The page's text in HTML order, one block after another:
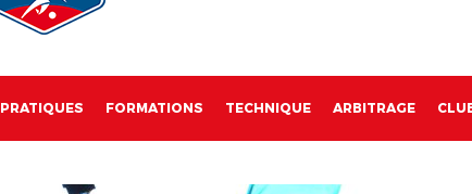
PRATIQUES FORMATIONS TECHNIQUE ARBITRAGE